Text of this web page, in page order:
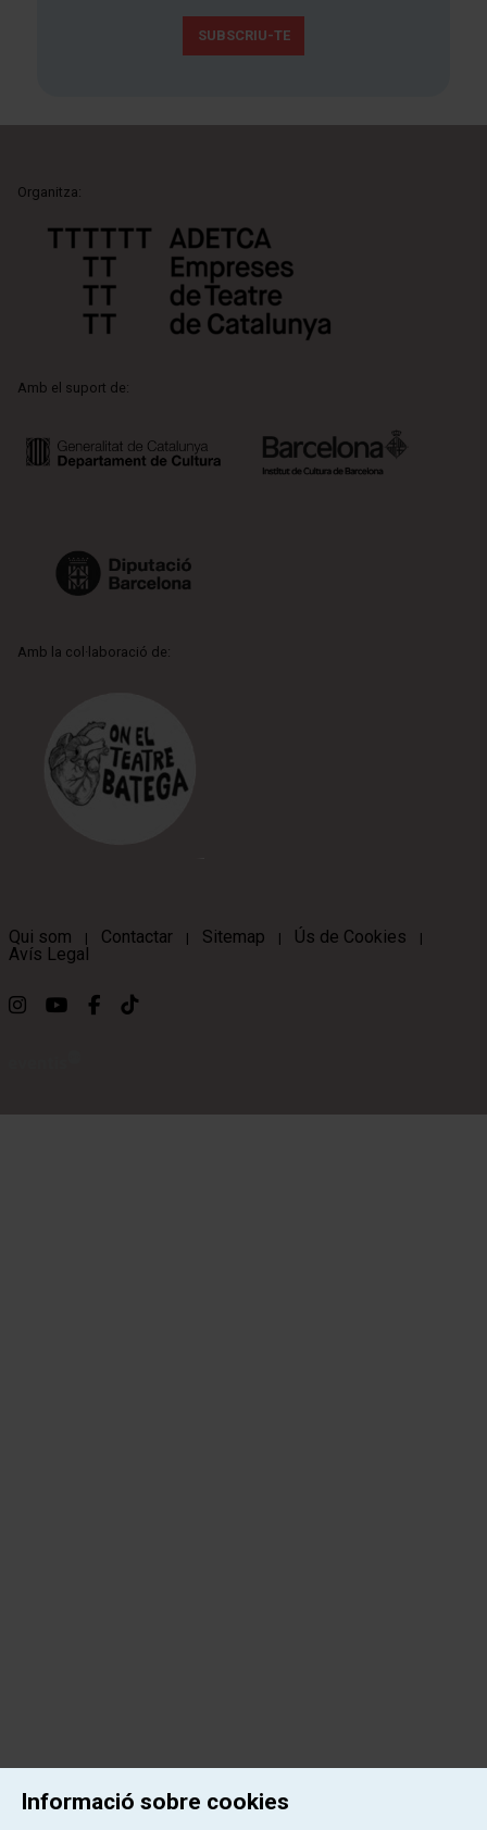
SUBSCRIU-TE
Organitza:
Amb el suport de:
Amb la col·laboració de:
Qui som | Contactar | Sitemap | Ús de Cookies |
Avís Legal
Link a instagram
Link a youtube
Link a facebook
Link a ticktok
Informació sobre cookies